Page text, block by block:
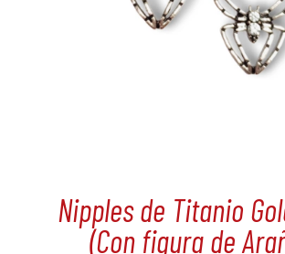
Nipples de Titanio
(Con figura de